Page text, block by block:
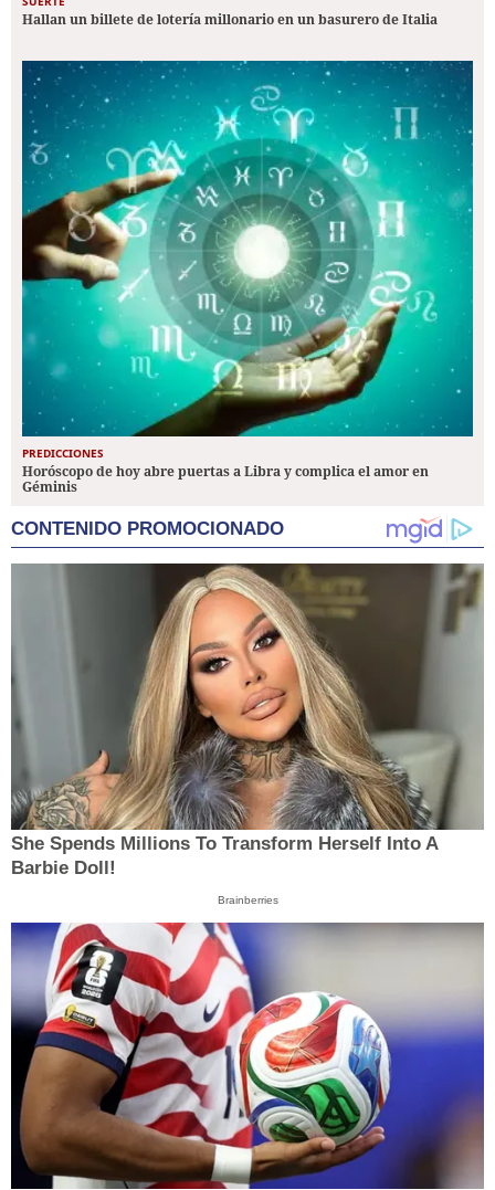
Hallan un billete de lotería millonario en un basurero de Italia
PREDICCIONES
Horóscopo de hoy abre puertas a Libra y complica el amor en
Géminis
CONTENIDO PROMOCIONADO
She Spends Millions To Transform Herself Into A
Barbie Doll!
Brainberries